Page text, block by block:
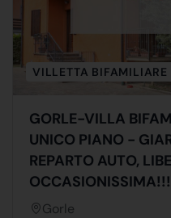
VILLETTA BIFAMILIARE
GORLE-VILLA
UNICO PIANO -
REPARTO AUTO,
OCCASIONISSIMA!!!
Gorle